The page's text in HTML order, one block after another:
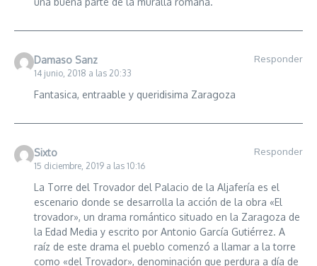
Damaso Sanz
14 junio, 2018 a las 20:33
Responder
Fantasica, entraable y queridisima Zaragoza
Sixto
15 diciembre, 2019 a las 10:16
Responder
La Torre del Trovador del Palacio de la Aljafería es el
escenario donde se desarrolla la acción de la obra «El
trovador», un drama romántico situado en la Zaragoza de
la Edad Media y escrito por Antonio García Gutiérrez. A
raíz de este drama el pueblo comenzó a llamar a la torre
como «del Trovador», denominación que perdura a día de